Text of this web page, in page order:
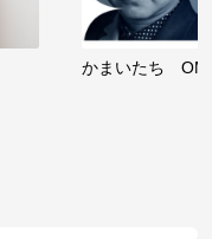
かまいたち